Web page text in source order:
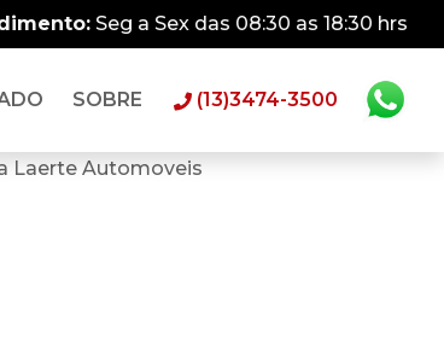
Seg a Sex das 08:30 as 18:30 hrs
SOBRE (13)3474-3500
Laerte Automoveis